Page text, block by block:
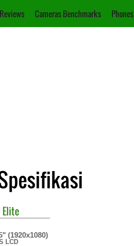
Reviews Cameras Benchmarks Phones
Elite
(1920x1080)
LCD